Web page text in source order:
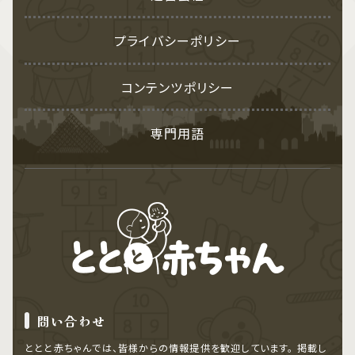
プライバシーポリシー
コンテンツポリシー
専門用語
問い合わせ
ととと赤ちゃんでは、皆様からの情報提供を歓迎しています。 掲載し